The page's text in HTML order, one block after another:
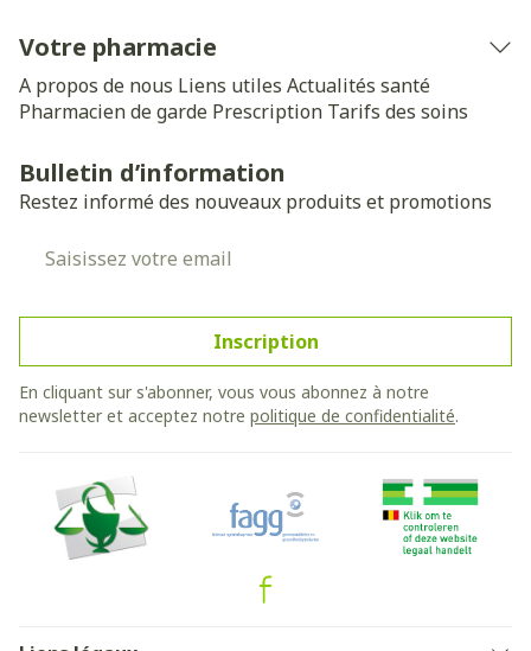
Votre pharmacie
A propos de nous Liens utiles Actualités santé
Pharmacien de garde Prescription Tarifs des soins
Bulletin d’information
Restez informé des nouveaux produits et promotions
Inscription
En cliquant sur s'abonner, vous vous abonnez à notre
newsletter et acceptez notre politique de confidentialité.